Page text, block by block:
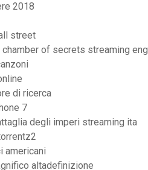
2018
street
chamber of secrets streaming eng
di ricerca
7
degli imperi streaming ita
americani
altadefinizione